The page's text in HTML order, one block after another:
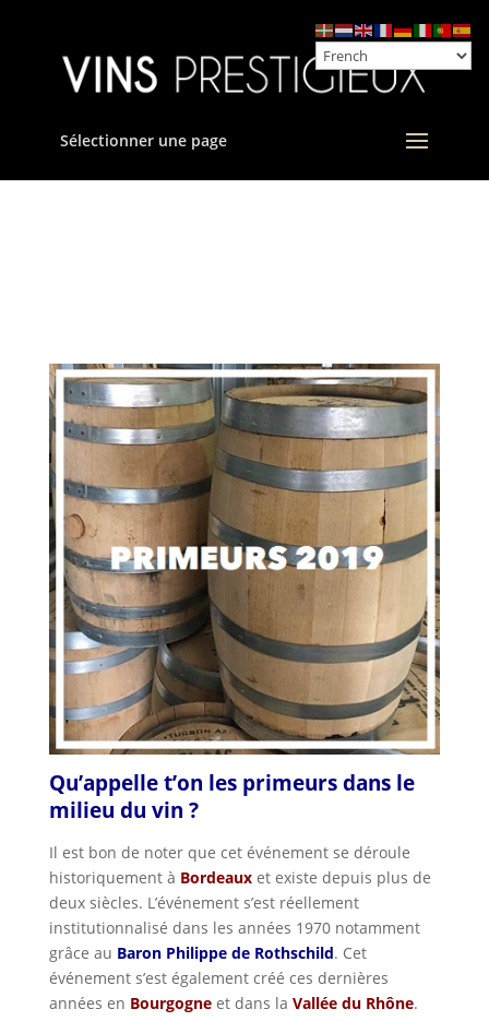
Sélectionner une page
Qu’appelle t’on les primeurs dans le
milieu du vin ?
Il est bon de noter que cet événement se déroule
historiquement à Bordeaux et existe depuis plus de
deux siècles. L’événement s’est réellement
institutionnalisé dans les années 1970 notamment
grâce au Baron Philippe de Rothschild. Cet
événement s’est également créé ces dernières
années en Bourgogne et dans la Vallée du Rhône.